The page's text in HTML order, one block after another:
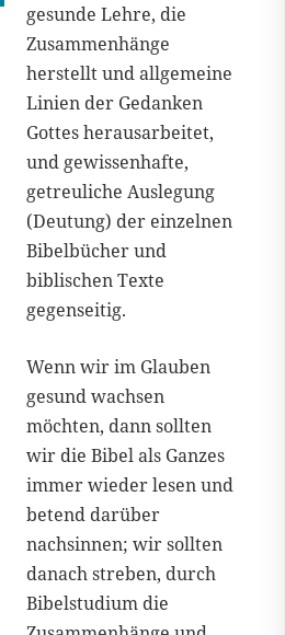
gesunde Lehre, die
Zusammenhänge
herstellt und allgemeine
Linien der Gedanken
Gottes herausarbeitet,
und gewissenhafte,
getreuliche Auslegung
(Deutung) der einzelnen
Bibelbücher und
biblischen Texte
gegenseitig.
Wenn wir im Glauben
gesund wachsen
möchten, dann sollten
wir die Bibel als Ganzes
immer wieder lesen und
betend darüber
nachsinnen; wir sollten
danach streben, durch
Bibelstudium die